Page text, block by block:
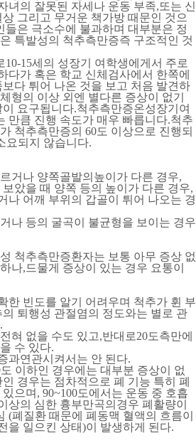
녀의 잘못된 자세나 운동 부족,또는 신
그리고 무거운 책가방 때문인 것으
들은 극소수에 불과하며 대부분은 정
특발성의 척추측만증즉 구조적인 것
15세의 성장기 여학생에게서 주로
다가 혹은 학교 신체검사에서 한쪽에
다 튀어 나온 것을 보고 처음 발견하
형의 이상 외엔 별다른 증상이 없기
요구됩니다.척추측만증온성장기여
만큼 진행 속도가 매우 빠릅니다.척추
척추측만증의 60도 이상으로 진행되
요되지 않습니다.
거나 양쪽골발의높이가 다른 경우,
았을 때 양쪽 등의 높이가 다른 경우,
나 어깨 부위의 갑골이 튀어 나오는 경
나 등의 굴곡이 불균형을 보이는 경우
척추측만증환자는 보통 아무 증상 없
나,드물게 증상이 있는 경우 요통이
한 빈도를 알기 어려우며 척추가 휜 부
퇴행성 관절염의 정도와는 별로 관
혀 없을 수도 있고,반대로20도측만에
수 있다.
과연관시켜서는 안 된다.
이하인 경우에는 대부분 증상이 없
경우는 점차적으로 폐 기능 특히 폐
으며, 90~100도에서는 운동 중 호흡
상의 심한 흉부만곡의경우 폐활량이
(폐질환 때문에 폐동맥 혈액의 흐름이
을 일으킨 상태)이 발생하게 된다.